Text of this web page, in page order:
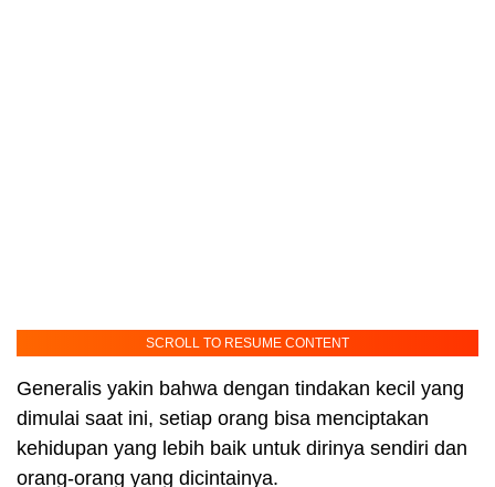
SCROLL TO RESUME CONTENT
Generalis yakin bahwa dengan tindakan kecil yang
dimulai saat ini, setiap orang bisa menciptakan
kehidupan yang lebih baik untuk dirinya sendiri dan
orang-orang yang dicintainya.